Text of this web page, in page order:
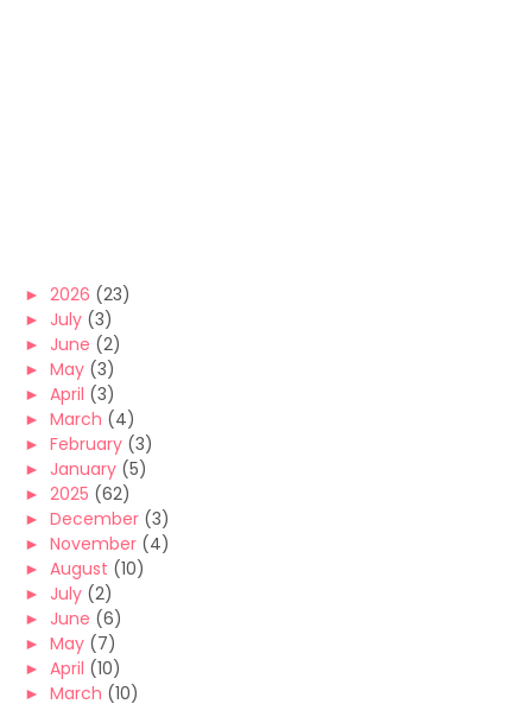
► 2026 (23)
► July (3)
► June (2)
► May (3)
► April (3)
► March (4)
► February (3)
► January (5)
► 2025 (62)
► December (3)
► November (4)
► August (10)
► July (2)
► June (6)
► May (7)
► April (10)
► March (10)